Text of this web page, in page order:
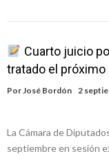
Cuarto juicio
tratado el
PorJosé Bordón 2
La Cámara de
septiembre en sesión